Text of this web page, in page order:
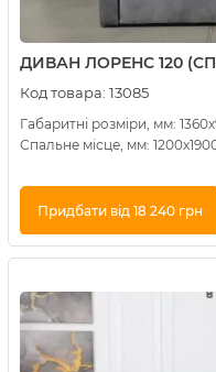
ДИВАН ЛОРЕНС 120
Код товара: 13085
Габаритні розміри, мм:
Спальне місце, мм:
Придбати від 18 240 грн
Купити в 1 клік